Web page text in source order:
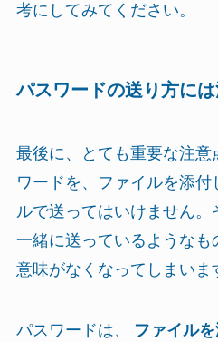
考にしてみてください。
パスワードの送り方には
最後に、とても重要な注意
ワードを、ファイルを添
ルで送ってはいけません
一緒に送っているような
意味がなくなってしまいま
パスワードは、
ファイル